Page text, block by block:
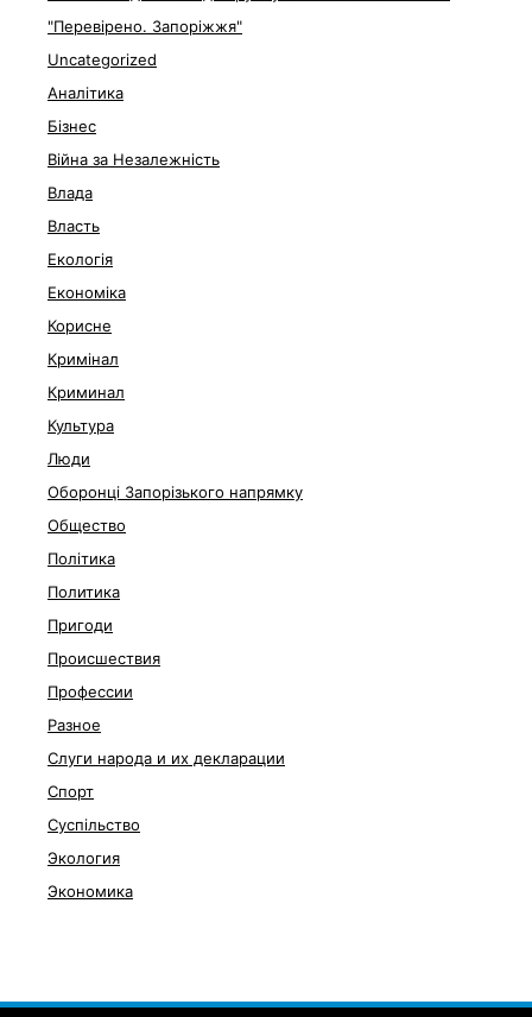
"Перевірено. Запоріжжя"
Uncategorized
Аналітика
Бізнес
Війна за Незалежність
Влада
Власть
Екологія
Економіка
Корисне
Кримінал
Криминал
Культура
Люди
Оборонці Запорізького напрямку
Общество
Політика
Политика
Пригоди
Происшествия
Профессии
Разное
Слуги народа и их декларации
Спорт
Суспільство
Экология
Экономика